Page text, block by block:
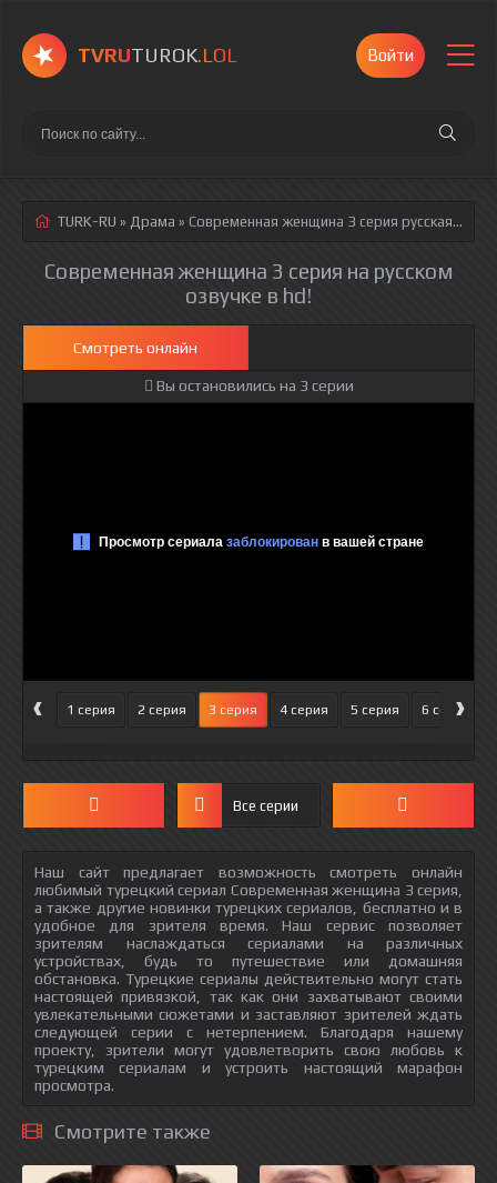
TVRUTUROK.LOL Войти
TURK-RU » Драма » Современная женщина 3 серия русская озвучка полностью смотреть онлайн!
Современная женщина 3 серия на русском
озвучке в hd!
Смотреть онлайн
Вы остановились на 3 серии
‹ 1 серия 2 серия 3 серия 4 серия 5 серия 6 серия
›
Все серии
Наш сайт предлагает возможность смотреть онлайн
любимый турецкий сериал Современная женщина 3 серия,
а также другие новинки турецких сериалов, бесплатно и в
удобное для зрителя время. Наш сервис позволяет
зрителям наслаждаться сериалами на различных
устройствах, будь то путешествие или домашняя
обстановка. Турецкие сериалы действительно могут стать
настоящей привязкой, так как они захватывают своими
увлекательными сюжетами и заставляют зрителей ждать
следующей серии с нетерпением. Благодаря нашему
проекту, зрители могут удовлетворить свою любовь к
турецким сериалам и устроить настоящий марафон
просмотра.
Смотрите также